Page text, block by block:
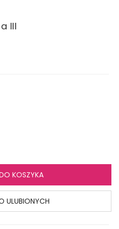
III
KOSZYKA
ULUBIONYCH